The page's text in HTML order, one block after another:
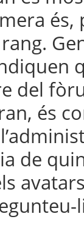
del
és
de